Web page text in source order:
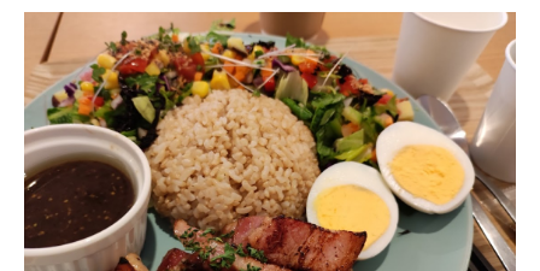
川さんです。元々飲食店で働かれていて、北摂でお店がしたいと
思い、たどり着いたのが茨木だったそうです。「気軽に、身体に
いい麹を取り入れていただきたいと思います」というお言葉が印
象的でした。ありがとうございました。 テイクアウトでお弁当
やサンドウィッチ（850円）もあるので、イートインだけでなく
気軽に寄れるお店です。みなさまも是非、訪れてみてください
ね。 Cozy Cafe & Bar beyond（コージーカフェアンドバービ
ヨンド） 住所：茨木市西駅前町6ｰ23、2階 TEL：072-665-9121
営業時間：正午～午後4時、5時～10時 定休日：不定休 https://i
nstagram.com/__cozy.beyond?igshid=OGQ5ZDc2ODk2ZA==
ました！ パンは米粉を使用し、もっちもっち！ 米粉を使ったパ
ンでここまで美味しい事にびっくり！！ ココナッツオイルと蜂
蜜でいただき、お洒落感が半端なく、ココナッツの風味と蜂蜜の
甘さが絶妙で、めっちゃ好きーー！ってなります。 忙しい朝も
ティブロンカフェに来れば、素敵な気分で、スタート出来ます
よ！